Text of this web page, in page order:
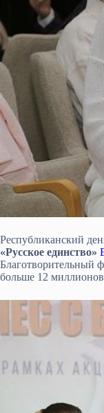
Республиканский
«Русское единство»
Благотворительный
больше 12